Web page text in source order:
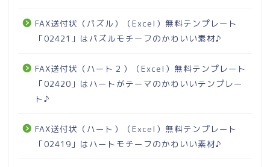
FAX送付状（パズル）（Excel）無料テンプレート
「02421」はパズルモチーフのかわいい素材♪
FAX送付状（ハート２）（Excel）無料テンプレート
「02420」はハートがテーマのかわいいテンプレー
ト♪
FAX送付状（ハート）（Excel）無料テンプレート
「02419」はハートモチーフのかわいい素材♪